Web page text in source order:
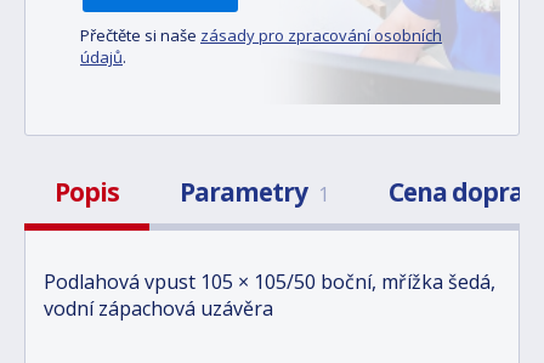
Přečtěte si naše zásady pro zpracování osobních
údajů.
Popis Parametry 1 Cena
Podlahová vpust 105 × 105/50 boční, mřížka šedá,
vodní zápachová uzávěra